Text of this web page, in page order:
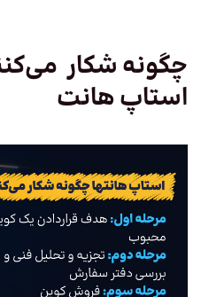
چگونه شکار
استاپ هانت